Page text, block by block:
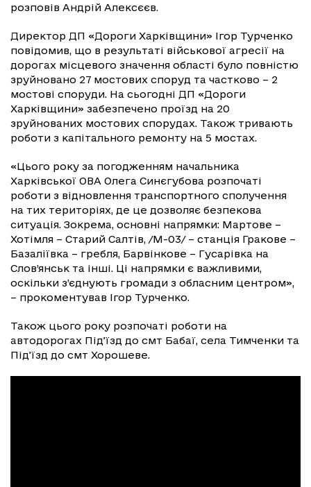
розповів Андрій Алексєєв.
Директор ДП «Дороги Харківщини» Ігор Турченко
повідомив, що в результаті військової агресії на
дорогах місцевого значення області було повністю
зруйновано 27 мостових споруд та частково – 2
мостові споруди. На сьогодні ДП «Дороги
Харківщини» забезпечено проїзд на 20
зруйнованих мостових спорудах. Також тривають
роботи з капітального ремонту на 5 мостах.
«Цього року за погодженням начальника
Харківської ОВА Олега Синєгубова розпочаті
роботи з відновлення транспортного сполучення
на тих територіях, де це дозволяє безпекова
ситуація. Зокрема, основні напрямки: Мартове –
Хотімля – Старий Салтів, /М-03/ – станція Гракове –
Базалiївка – гребля, Барвінкове – Гусарівка на
Слов’янськ та інші. Ці напрямки є важливими,
оскільки з’єднують громади з обласним центром»,
– прокоментував Ігор Турченко.
Також цього року розпочаті роботи на
автодорогах Під’їзд до смт Бабаї, села Тимченки та
Під’їзд до смт Хорошеве.